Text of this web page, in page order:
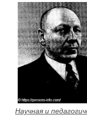
Научная и